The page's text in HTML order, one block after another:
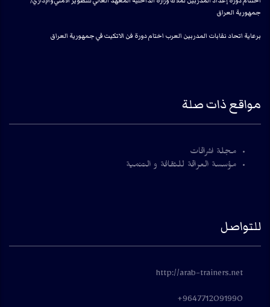
جمهورية العراق
برعاية اتحاد نقابات المدربين العرب اختام دورة فن الاتكيت في جمهورية العراق
مواقع ذات صلة
مجلة اشراقات
مؤسسة العراقة للثقافة و التنمية
للتواصل
http://arab-trainers.net
9647712091990+